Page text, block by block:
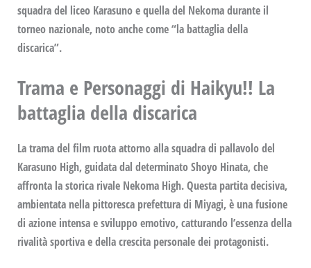
squadra del liceo Karasunoe quella del Nekomadurante il
torneo nazionale, noto anche come “la battaglia della
discarica”.
Trama e Personaggi di Haikyu!! La
battaglia della discarica
La trama del film ruota attorno alla squadra di pallavolo del
Karasuno High, guidata dal determinatoShoyo Hinata, che
affronta la storica rivale Nekoma High. Questa partita decisiva,
ambientata nella pittoresca prefettura di Miyagi, è una fusione
di azione intensa e sviluppo emotivo, catturando l’essenza della
rivalità sportiva e della crescita personale dei protagonisti.